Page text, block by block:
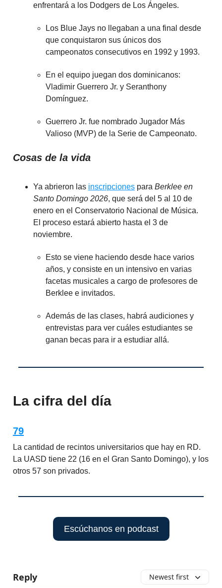
enfrentará a los Dodgers de Los Ángeles.
Los Blue Jays no llegaban a una final desde
que conquistaron sus únicos dos
campeonatos consecutivos en 1992 y 1993.
En el equipo juegan dos dominicanos:
Vladimir Guerrero Jr. y Seranthony
Domínguez.
Guerrero Jr. fue nombrado Jugador Más
Valioso (MVP) de la Serie de Campeonato.
Cosas de la vida
Ya abrieron las inscripciones para Berklee en
Santo Domingo 2026, que será del 5 al 10 de
enero en el Conservatorio Nacional de Música.
El proceso estará abierto hasta el 3 de
noviembre.
Esto se viene haciendo desde hace varios
años, y consiste en un intensivo en varias
facetas musicales a cargo de profesores de
Berklee e invitados.
Además de las clases, habrá audiciones y
entrevistas para ver cuáles estudiantes se
ganan becas para ir a estudiar allá.
La cifra del día
79
La cantidad de recintos universitarios que hay en RD.
La UASD tiene 22 (16 en el Gran Santo Domingo), y los
otros 57 son privados.
Escúchanos en podcast
Reply Newest first